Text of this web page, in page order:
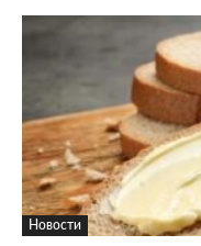
Новости